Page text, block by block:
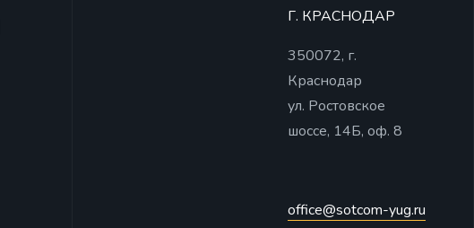
Г. КРАСНОДАР
350072, г.
Краснодар
ул. Ростовское
шоссе, 14Б, оф. 8
office@sotcom-yug.ru